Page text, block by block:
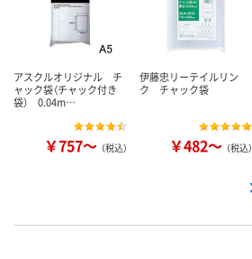
アスクルオリジナル チ
ャック袋（チャック付き
袋） 0.04m…
￥757～ （税込）
伊藤忠リーテイルリン
ク チャック袋
￥482～ （税込）